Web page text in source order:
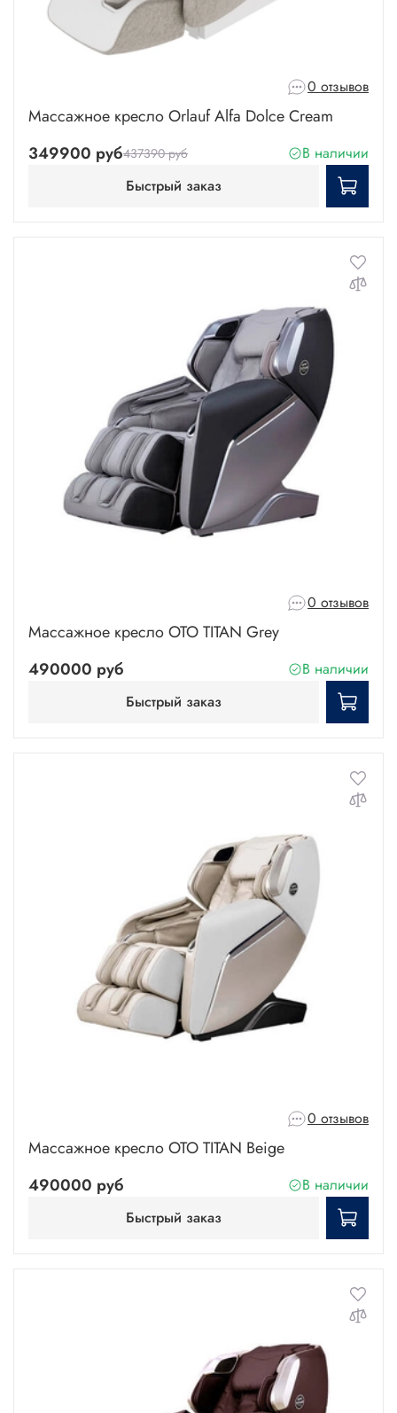
0 отзывов
Массажное кресло Orlauf Alfa Dolce Cream
349900 руб437390 руб
В наличии
Быстрый заказ
0 отзывов
Массажное кресло OTO TITAN Grey
490000 руб
В наличии
Быстрый заказ
0 отзывов
Массажное кресло OTO TITAN Beige
490000 руб
В наличии
Быстрый заказ